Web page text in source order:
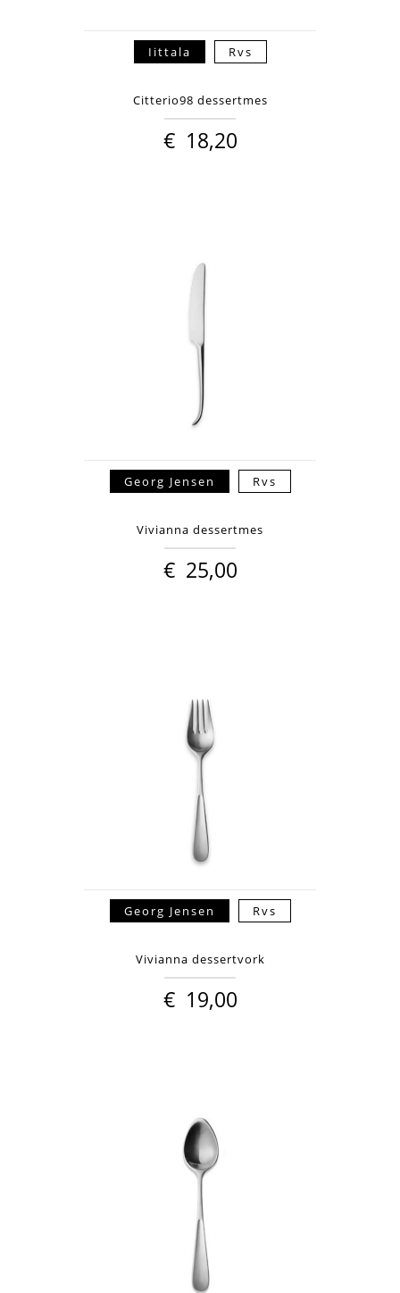
Iittala Rvs
Citterio98 dessertmes
€ 18,20
Georg Jensen Rvs
Vivianna dessertmes
€ 25,00
Georg Jensen Rvs
Vivianna dessertvork
€ 19,00